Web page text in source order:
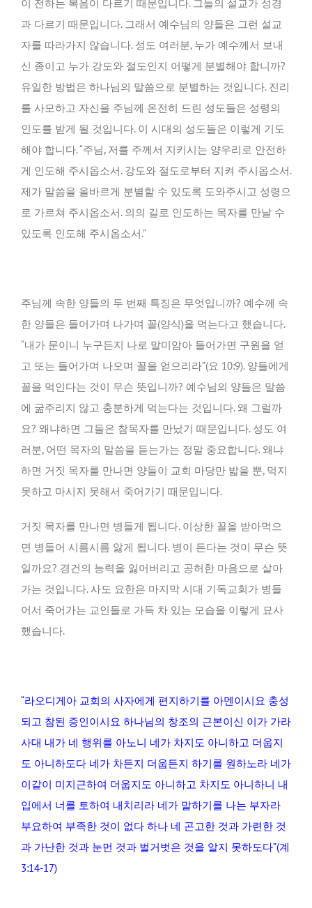
이 전하는 복음이 다르기 때문입니다. 그들의 설교가 성경
과 다르기 때문입니다. 그래서 예수님의 양들은 그런 설교
자를 따라가지 않습니다. 성도 여러분, 누가 예수께서 보내
신 종이고 누가 강도와 절도인지 어떻게 분별해야 합니까?
유일한 방법은 하나님의 말씀으로 분별하는 것입니다. 진리
를 사모하고 자신을 주님께 온전히 드린 성도들은 성령의
인도를 받게 될 것입니다. 이 시대의 성도들은 이렇게 기도
해야 합니다. “주님, 저를 주께서 지키시는 양우리로 안전하
게 인도해 주시옵소서. 강도와 절도로부터 지켜 주시옵소서.
제가 말씀을 올바르게 분별할 수 있도록 도와주시고 성령으
로 가르쳐 주시옵소서. 의의 길로 인도하는 목자를 만날 수
있도록 인도해 주시옵소서.”
주님께 속한 양들의 두 번째 특징은 무엇입니까? 예수께 속
한 양들은 들어가며 나가며 꼴(양식)을 먹는다고 했습니다.
“내가 문이니 누구든지 나로 말미암아 들어가면 구원을 얻
고 또는 들어가며 나오며 꼴을 얻으리라”(요 10:9). 양들에게
꼴을 먹인다는 것이 무슨 뜻입니까? 예수님의 양들은 말씀
에 굶주리지 않고 충분하게 먹는다는 것입니다. 왜 그럴까
요? 왜냐하면 그들은 참목자를 만났기 때문입니다. 성도 여
러분, 어떤 목자의 말씀을 듣는가는 정말 중요합니다. 왜냐
하면 거짓 목자를 만나면 양들이 교회 마당만 밟을 뿐, 먹지
못하고 마시지 못해서 죽어가기 때문입니다.
거짓 목자를 만나면 병들게 됩니다. 이상한 꼴을 받아먹으
면 병들어 시름시름 앓게 됩니다. 병이 든다는 것이 무슨 뜻
일까요? 경건의 능력을 잃어버리고 공허한 마음으로 살아
가는 것입니다. 사도 요한은 마지막 시대 기독교회가 병들
어서 죽어가는 교인들로 가득 차 있는 모습을 이렇게 묘사
했습니다.
“라오디게아 교회의 사자에게 편지하기를 아멘이시요 충성
되고 참된 증인이시요 하나님의 창조의 근본이신 이가 가라
사대 내가 네 행위를 아노니 네가 차지도 아니하고 더웁지
도 아니하도다 네가 차든지 더웁든지 하기를 원하노라 네가
이같이 미지근하여 더웁지도 아니하고 차지도 아니하니 내
입에서 너를 토하여 내치리라 네가 말하기를 나는 부자라
부요하여 부족한 것이 없다 하나 네 곤고한 것과 가련한 것
과 가난한 것과 눈먼 것과 벌거벗은 것을 알지 못하도다”(계
3:14-17)